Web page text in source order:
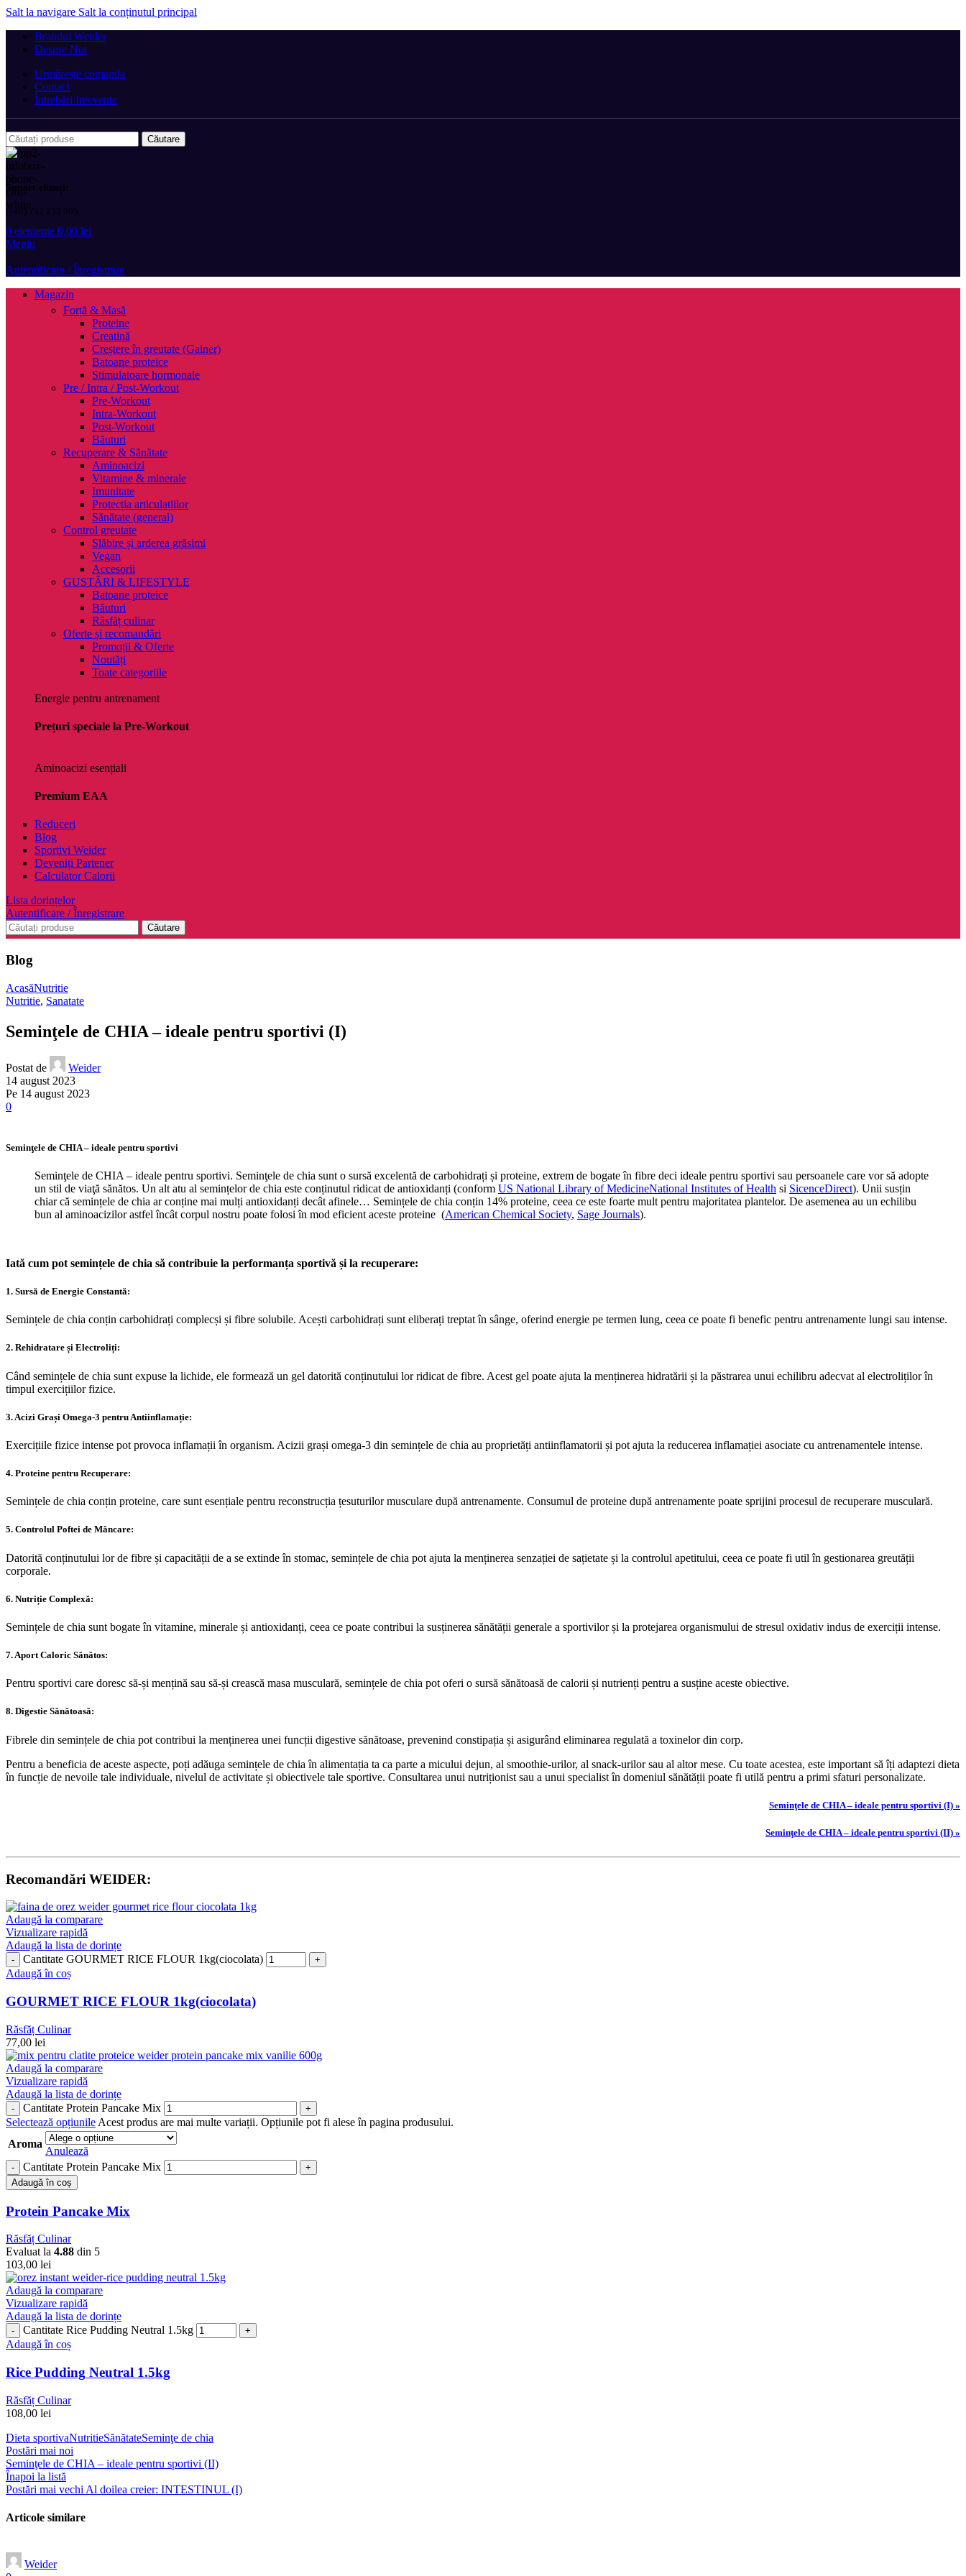
Salt la navigare Salt la conținutul principal
Brandul Weider
Despre Noi
Urmărește comanda
Contact
Întrebări frecvente
Căutare
Suport clienți:
(+40) 752 233 905
0 elemente 0,00 lei
Meniu
Autentificare / Înregistrare
Magazin
Forță & Masă
Proteine
Creatină
Creștere în greutate (Gainer)
Batoane proteice
Stimulatoare hormonale
Pre / Intra / Post-Workout
Pre-Workout
Intra-Workout
Post-Workout
Băuturi
Recuperare & Sănătate
Aminoacizi
Vitamine & minerale
Imunitate
Protecția articulațiilor
Sănătate (general)
Control greutate
Slăbire și arderea grăsimi
Vegan
Accesorii
GUSTĂRI & LIFESTYLE
Batoane proteice
Băuturi
Răsfăț culinar
Oferte și recomandări
Promoții & Oferte
Noutăți
Toate categoriile
Energie pentru antrenament
Prețuri speciale la Pre-Workout
Aminoacizi esențiali
Premium EAA
Reduceri
Blog
Sportivi Weider
Deveniți Partener
Calculator Calorii
Lista dorințelor
Autentificare / Înregistrare
Căutare
Blog
AcasăNutritie
Nutritie, Sanatate
Seminţele de CHIA – ideale pentru sportivi (I)
Postat de
Weider
14 august 2023
Pe 14 august 2023
0
Seminţele de CHIA – ideale pentru sportivi
Seminţele de CHIA – ideale pentru sportivi. Seminţele de chia sunt o sursă excelentă de carbohidrați și proteine, extrem de bogate în fibre deci ideale pentru sportivi sau persoanele care vor să adopte
un stil de viaţă sănătos. Un alt atu al semințelor de chia este conținutul ridicat de antioxidanți (conform US National Library of MedicineNational Institutes of Health si SicenceDirect). Unii susțin
chiar că semințele de chia ar conține mai mulți antioxidanți decât afinele… Semințele de chia conțin 14% proteine, ceea ce este foarte mult pentru majoritatea plantelor. De asemenea au un echilibu
bun al aminoacizilor astfel încât corpul nostru poate folosi în mod eficient aceste proteine (American Chemical Society, Sage Journals).
Iată cum pot semințele de chia să contribuie la performanța sportivă și la recuperare:
1. Sursă de Energie Constantă:
Semințele de chia conțin carbohidrați complecși și fibre solubile. Acești carbohidrați sunt eliberați treptat în sânge, oferind energie pe termen lung, ceea ce poate fi benefic pentru antrenamente lungi sau intense.
2. Rehidratare și Electroliți:
Când semințele de chia sunt expuse la lichide, ele formează un gel datorită conținutului lor ridicat de fibre. Acest gel poate ajuta la menținerea hidratării și la păstrarea unui echilibru adecvat al electroliților în
timpul exercițiilor fizice.
3. Acizi Grași Omega-3 pentru Antiinflamație:
Exercițiile fizice intense pot provoca inflamații în organism. Acizii grași omega-3 din semințele de chia au proprietăți antiinflamatorii și pot ajuta la reducerea inflamației asociate cu antrenamentele intense.
4. Proteine pentru Recuperare:
Semințele de chia conțin proteine, care sunt esențiale pentru reconstrucția țesuturilor musculare după antrenamente. Consumul de proteine după antrenamente poate sprijini procesul de recuperare musculară.
5. Controlul Poftei de Mâncare:
Datorită conținutului lor de fibre și capacității de a se extinde în stomac, semințele de chia pot ajuta la menținerea senzației de sațietate și la controlul apetitului, ceea ce poate fi util în gestionarea greutății
corporale.
6. Nutriție Complexă:
Semințele de chia sunt bogate în vitamine, minerale și antioxidanți, ceea ce poate contribui la susținerea sănătății generale a sportivilor și la protejarea organismului de stresul oxidativ indus de exerciții intense.
7. Aport Caloric Sănătos:
Pentru sportivi care doresc să-și mențină sau să-și crească masa musculară, semințele de chia pot oferi o sursă sănătoasă de calorii și nutrienți pentru a susține aceste obiective.
8. Digestie Sănătoasă:
Fibrele din semințele de chia pot contribui la menținerea unei funcții digestive sănătoase, prevenind constipația și asigurând eliminarea regulată a toxinelor din corp.
Pentru a beneficia de aceste aspecte, poți adăuga semințele de chia în alimentația ta ca parte a micului dejun, al smoothie-urilor, al snack-urilor sau al altor mese. Cu toate acestea, este important să îți adaptezi dieta
în funcție de nevoile tale individuale, nivelul de activitate și obiectivele tale sportive. Consultarea unui nutriționist sau a unui specialist în domeniul sănătății poate fi utilă pentru a primi sfaturi personalizate.
Seminţele de CHIA – ideale pentru sportivi (I) »
Seminţele de CHIA – ideale pentru sportivi (II) »
Recomandări WEIDER:
Adaugă la comparare
Vizualizare rapidă
Adaugă la lista de dorințe
Cantitate GOURMET RICE FLOUR 1kg(ciocolata)
Adaugă în coș
GOURMET RICE FLOUR 1kg(ciocolata)
Răsfăț Culinar
77,00 lei
Adaugă la comparare
Vizualizare rapidă
Adaugă la lista de dorințe
Cantitate Protein Pancake Mix
Selectează opțiunile Acest produs are mai multe variații. Opțiunile pot fi alese în pagina produsului.
Aroma
Anulează
Cantitate Protein Pancake Mix
Adaugă în coș
Protein Pancake Mix
Răsfăț Culinar
Evaluat la 4.88 din 5
103,00 lei
Adaugă la comparare
Vizualizare rapidă
Adaugă la lista de dorințe
Cantitate Rice Pudding Neutral 1.5kg
Adaugă în coș
Rice Pudding Neutral 1.5kg
Răsfăț Culinar
108,00 lei
Dieta sportivaNutritieSănătateSeminţe de chia
Postări mai noi
Seminţele de CHIA – ideale pentru sportivi (II)
Înapoi la listă
Postări mai vechi Al doilea creier: INTESTINUL (I)
Articole similare
Weider